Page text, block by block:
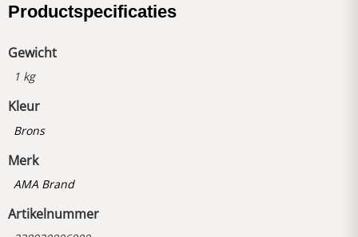
Productspecificaties
Gewicht
1 kg
Kleur
Brons
Merk
AMA Brand
Artikelnummer